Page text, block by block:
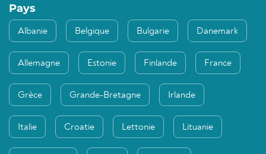
Pays
Albanie Belgique Bulgarie Danemark
Allemagne Estonie Finlande France
Grèce Grande-Bretagne Irlande
Italie Croatie Lettonie Lituanie